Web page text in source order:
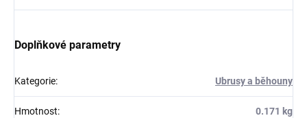
Doplňkové parametry
Kategorie: Ubrusy a běhouny
Hmotnost: 0.171 kg